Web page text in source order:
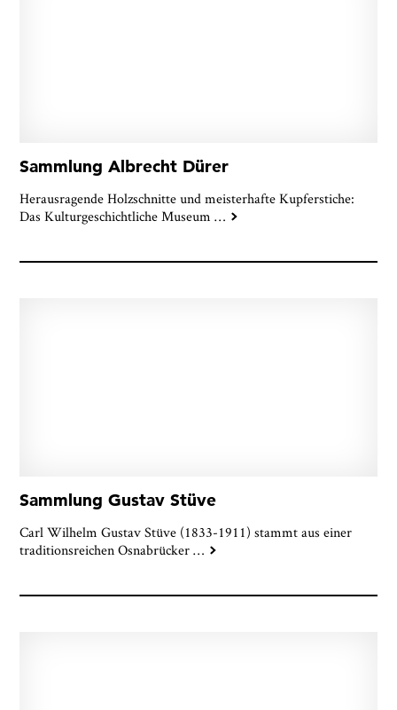
Sammlung Albrecht Dürer
Herausragende Holzschnitte und meisterhafte Kupferstiche:
Das Kulturgeschichtliche Museum …
Sammlung Gustav Stüve
Carl Wilhelm Gustav Stüve (1833-1911) stammt aus einer
traditionsreichen Osnabrücker…